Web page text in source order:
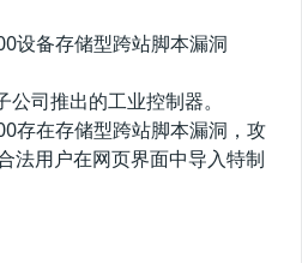
设备存储型跨站脚本漏洞
司推出的工业控制器。
存在存储型跨站脚本漏洞，攻
法用户在网页界面中导入特制